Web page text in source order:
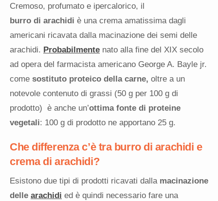
Cremoso, profumato e ipercalorico, il
burro di arachidi è una crema amatissima dagli
americani ricavata dalla macinazione dei semi delle
arachidi. Probabilmente nato alla fine del XIX secolo
ad opera del farmacista americano George A. Bayle jr.
come sostituto proteico della carne, oltre a un
notevole contenuto di grassi (50 g per 100 g di
prodotto) è anche un’ottima fonte di proteine
vegetali: 100 g di prodotto ne apportano 25 g.
Che differenza c’è tra burro di arachidi e
crema di arachidi?
Esistono due tipi di prodotti ricavati dalla macinazione
delle arachidi ed è quindi necessario fare una